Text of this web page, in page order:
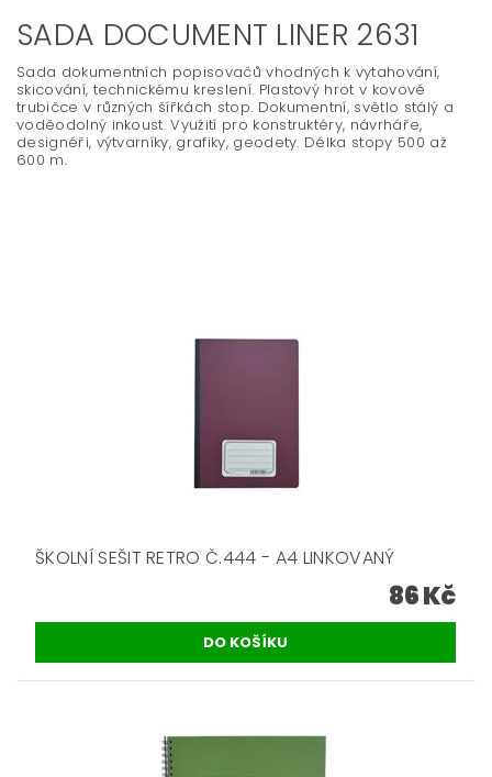
SADA DOCUMENT LINER 2631
Sada dokumentních popisovačů vhodných k vytahování,
skicování, technickému kreslení. Plastový hrot v kovové
trubičce v různých šířkách stop. Dokumentní, světlo stálý a
voděodolný inkoust. Využití pro konstruktéry, návrháře,
designéři, výtvarníky, grafiky, geodety. Délka stopy 500 až
600 m.
ŠKOLNÍ SEŠIT RETRO Č.444 - A4 LINKOVANÝ
86 Kč